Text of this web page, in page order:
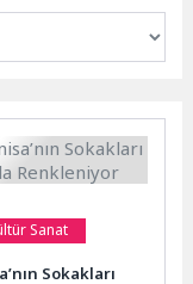
Sanat
Sokakları